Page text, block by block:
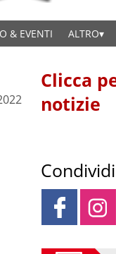
& EVENTI ALTRO
Clicca
notizie
Condividi